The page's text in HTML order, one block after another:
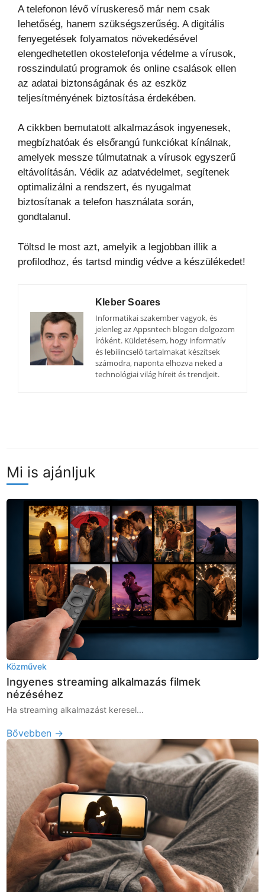
A telefonon lévő víruskereső már nem csak
lehetőség, hanem szükségszerűség. A digitális
fenyegetések folyamatos növekedésével
elengedhetetlen okostelefonja védelme a vírusok,
rosszindulatú programok és online csalások ellen
az adatai biztonságának és az eszköz
teljesítményének biztosítása érdekében.
A cikkben bemutatott alkalmazások ingyenesek,
megbízhatóak és elsőrangú funkciókat kínálnak,
amelyek messze túlmutatnak a vírusok egyszerű
eltávolításán. Védik az adatvédelmet, segítenek
optimalizálni a rendszert, és nyugalmat
biztosítanak a telefon használata során,
gondtalanul.
Töltsd le most azt, amelyik a legjobban illik a
profilodhoz, és tartsd mindig védve a készülékedet!
Kleber Soares
Informatikai szakember vagyok, és
jelenleg az Appsntech blogon dolgozom
íróként. Küldetésem, hogy informatív
és lebilincselő tartalmakat készítsek
számodra, naponta elhozva neked a
technológiai világ híreit és trendjeit.
Mi is ajánljuk
Közművek
Ingyenes streaming alkalmazás filmek
nézéséhez
Ha streaming alkalmazást keresel...
Bővebben →